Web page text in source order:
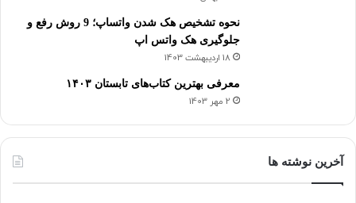
نحوه تشخیص هک شدن واتساپ؛ 9 روش رفع و
جلوگیری هک واتس اپ
18 اردیبهشت 1403
معرفی بهترین کتاب‌های تابستان ۱۴۰۳
2 مهر 1403
آخرین نوشته ها